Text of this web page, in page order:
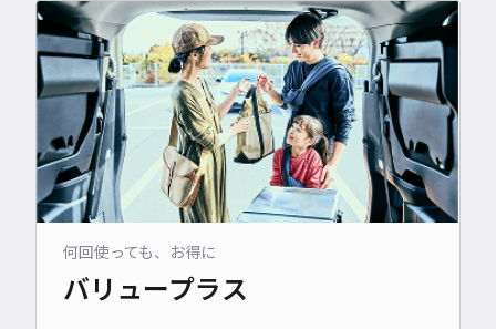
何回使っても、お得に
バリュープラス